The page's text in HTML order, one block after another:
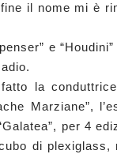
il nome mi è
e
la
Marziane”,
per 4
di